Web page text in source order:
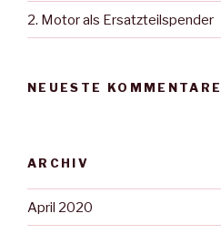
2. Motor als Ersatzteilspender
NEUESTE KOMMENTARE
ARCHIV
April 2020